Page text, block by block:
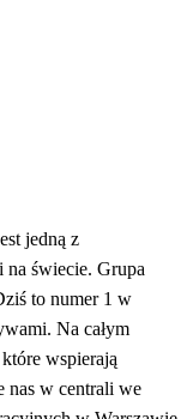
jedną z
świecie. Grupa
to numer 1 w
Na całym
wspierają
nas w centrali we